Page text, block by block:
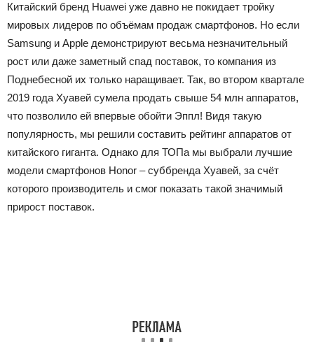
Китайский бренд Huawei уже давно не покидает тройку
мировых лидеров по объёмам продаж смартфонов. Но если
Samsung и Apple демонстрируют весьма незначительный
рост или даже заметный спад поставок, то компания из
Поднебесной их только наращивает. Так, во втором квартале
2019 года Хуавей сумела продать свыше 54 млн аппаратов,
что позволило ей впервые обойти Эппл! Видя такую
популярность, мы решили составить рейтинг аппаратов от
китайского гиганта. Однако для ТОПа мы выбрали лучшие
модели смартфонов Honor – суббренда Хуавей, за счёт
которого производитель и смог показать такой значимый
прирост поставок.